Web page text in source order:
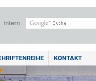
Intern
KONTAKT